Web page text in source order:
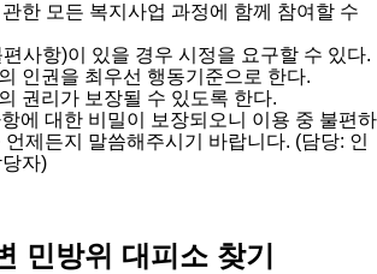
한 모든 복지사업 과정에 함께 참여할 수
사항)이 있을 경우 시정을 요구할 수 있다.
인권을 최우선 행동기준으로 한다.
권리가 보장될 수 있도록 한다.
에 대한 비밀이 보장되오니 이용 중 불편하
제든지 말씀해주시기 바랍니다. (담당: 인
자)
민방위 대피소 찾기